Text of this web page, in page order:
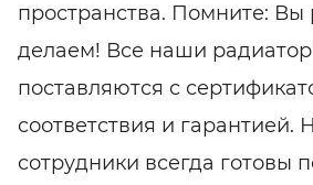
пространства. Помните:
делаем! Все наши
поставляются с
соответствия и гарантией.
сотрудники всегда готовы